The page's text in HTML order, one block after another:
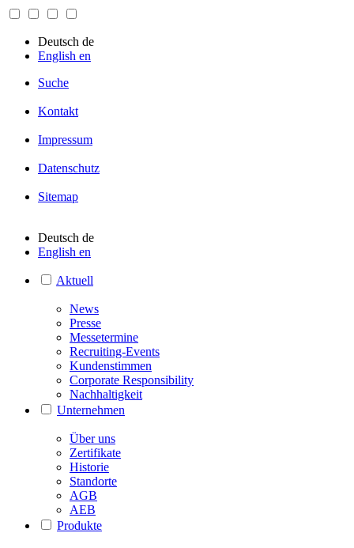
Deutsch de
English en
Suche
Kontakt
Impressum
Datenschutz
Sitemap
Deutsch de
English en
Aktuell
News
Presse
Messetermine
Recruiting-Events
Kundenstimmen
Corporate Responsibility
Nachhaltigkeit
Unternehmen
Über uns
Zertifikate
Historie
Standorte
AGB
AEB
Produkte